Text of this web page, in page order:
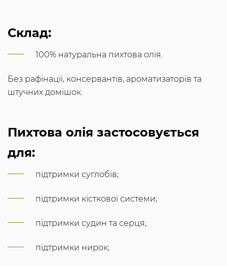
Склад:
100% натуральна пихтова олія.
Без рафінації, консервантів, ароматизаторів та
штучних домішок.
Пихтова олія застосовується
для:
підтримки суглобів;
підтримки кісткової системи;
підтримки судин та серця;
підтримки нирок;